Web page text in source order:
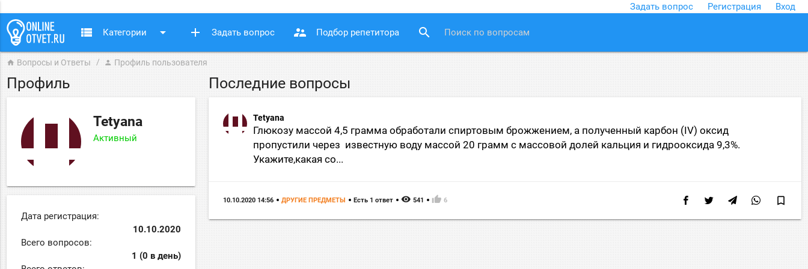
Задать вопрос Регистрация Вход
view_list Категории arrow_drop_down add Задать вопрос supervisor_account Подбор репетитора search
home Вопросы и Ответы person Профиль пользователя
Профиль
Tetyana
Активный
Дата регистрация:
10.10.2020
Всего вопросов:
1 (0 в день)
Последние вопросы
Tetyana
Глюкозу массой 4,5 грамма обработали спиртовым брожжением, а полученный карбон (IV) оксид
пропустили через известную воду массой 20 грамм с массовой долей кальция и гидрооксида 9,3%.
Укажите,какая со...
bookmark_border
10.10.2020 14:56 ДРУГИЕ ПРЕДМЕТЫ Есть 1 ответ remove_red_eye 541 thumb_up 6